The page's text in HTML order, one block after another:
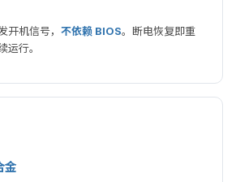
开机信号， 不依赖 BIOS。断电恢复即重
运行。
金